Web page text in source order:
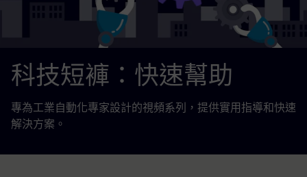
科技短褲：快速幫助
專為工業自動化專家設計的視頻系列，提供實用指導和快速
解決方案。